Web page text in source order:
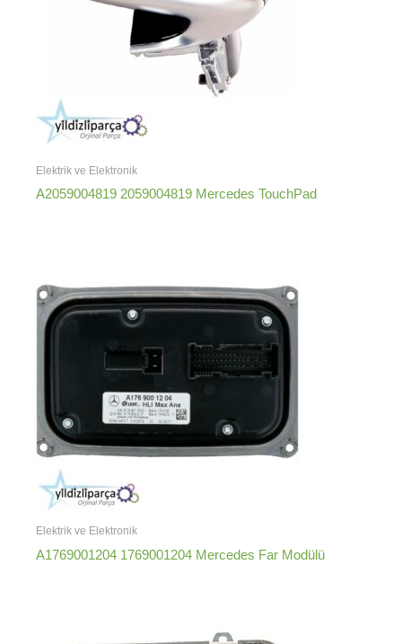
Elektrik ve Elektronik
A2059004819 2059004819 Mercedes TouchPad
Elektrik ve Elektronik
A1769001204 1769001204 Mercedes Far Modülü